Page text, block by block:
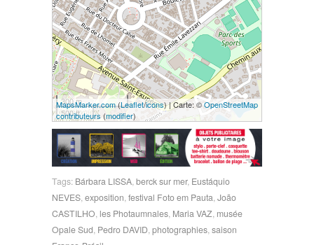
300 m
500 ft
MapsMarker.com(Leaflet/icons) | Carte: ©OpenStreetMap
contributeurs (modifier)
Tags: Bárbara LISSA,berck sur mer, Eustáquio
NEVES,exposition,festival Foto em Pauta,João
CASTILHO, les Photaumnales, Maria VAZ, musée
Opale Sud, Pedro DAVID,photographies,saison